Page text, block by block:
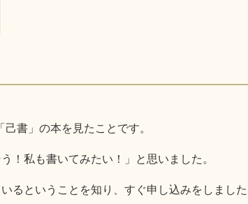
書」の本を見たことです。
！私も書いてみたい！」と思いました。
るということを知り、すぐ申し込みをしました